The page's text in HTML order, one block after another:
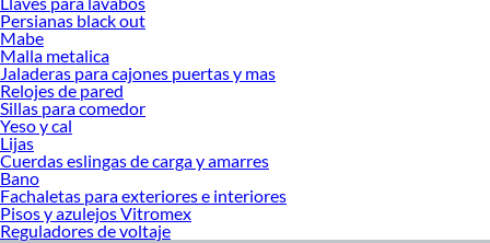
Persianas black out
Mabe
Malla metalica
Jaladeras para cajones puertas y mas
Relojes de pared
Sillas para comedor
Yeso y cal
Lijas
Cuerdas eslingas de carga y amarres
Bano
Fachaletas para exteriores e interiores
Pisos y azulejos Vitromex
Reguladores de voltaje